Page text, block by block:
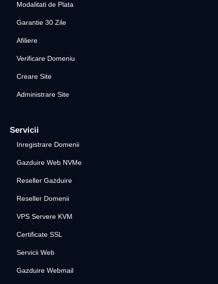
Modalitati de Plata
Garantie 30 Zile
Afiliere
Verificare Domeniu
Creare Site
Administrare Site
Servicii
Inregistrare Domenii
Gazduire Web NVMe
Reseller Gazduire
Reseller Domenii
VPS Servere KVM
Certificate SSL
Servicii Web
Gazduire Webmail